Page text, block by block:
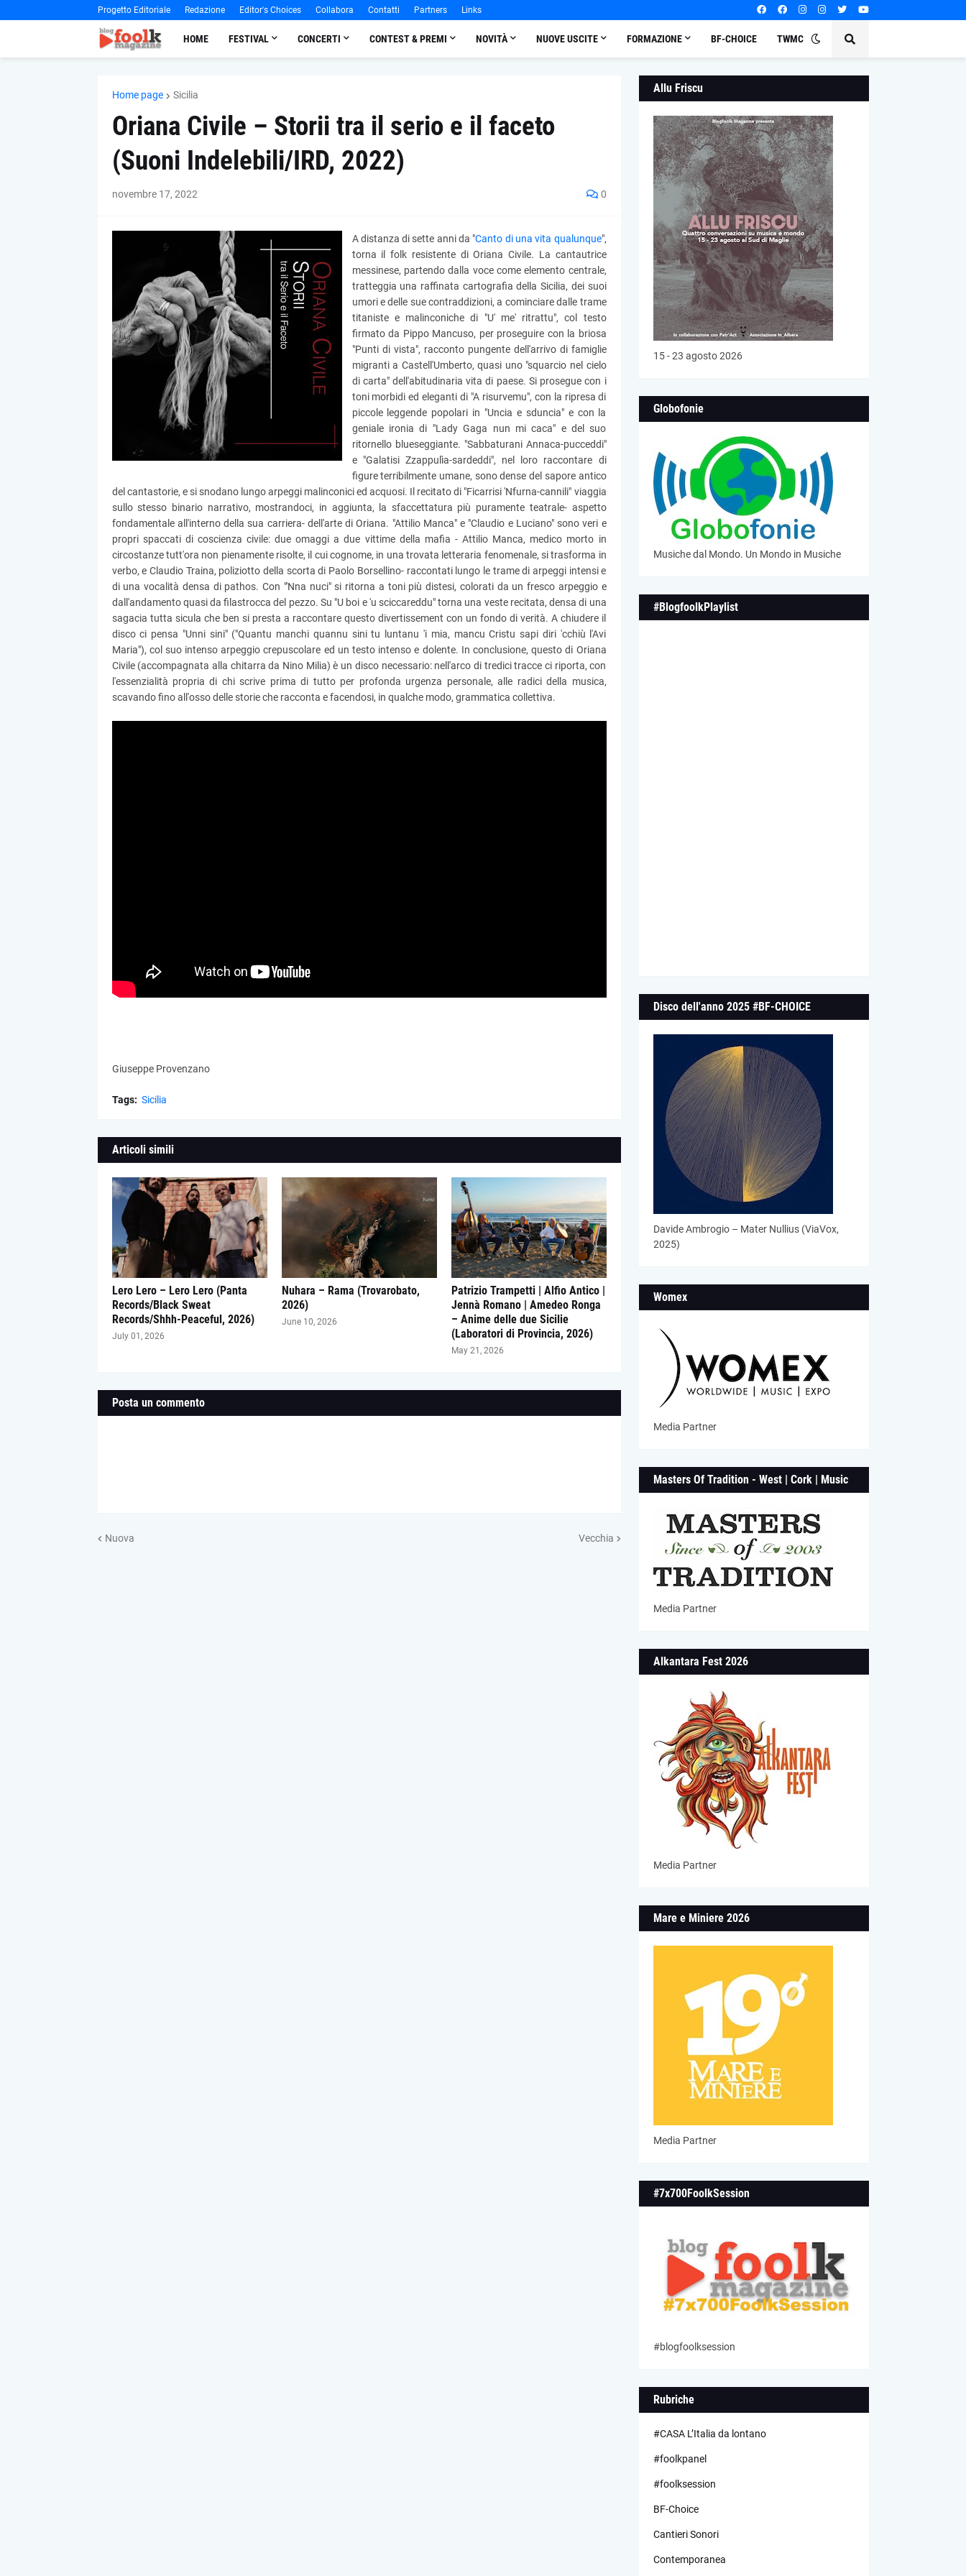
Progetto Editoriale Redazione Editor's Choices Collabora Contatti Partners Links
HOME FESTIVAL CONCERTI CONTEST & PREMI NOVITÀ NUOVE USCITE FORMAZIONE BF-CHOICE TWMC
Home page Sicilia
Oriana Civile – Storii tra il serio e il faceto
(Suoni Indelebili/IRD, 2022)
novembre 17, 2022 0
A distanza di sette anni da "Canto di una vita qualunque",
torna il folk resistente di Oriana Civile. La cantautrice
messinese, partendo dalla voce come elemento centrale,
tratteggia una raffinata cartografia della Sicilia, dei suoi
umori e delle sue contraddizioni, a cominciare dalle trame
titaniste e malinconiche di "U' me' ritrattu", col testo
firmato da Pippo Mancuso, per proseguire con la briosa
"Punti di vista", racconto pungente dell'arrivo di famiglie
migranti a Castell'Umberto, quasi uno "squarcio nel cielo
di carta" dell'abitudinaria vita di paese. Si prosegue con i
toni morbidi ed eleganti di "A risurvemu", con la ripresa di
piccole leggende popolari in "Uncia e sduncia" e con la
geniale ironia di "Lady Gaga nun mi caca" e del suo
ritornello blueseggiante. "Sabbaturani Annaca-pucceddi"
e "Galatisi Zzappulìa-sardeddi", nel loro raccontare di
figure terribilmente umane, sono dense del sapore antico
del cantastorie, e si snodano lungo arpeggi malinconici ed acquosi. Il recitato di "Ficarrisi 'Nfurna-cannili" viaggia
sullo stesso binario narrativo, mostrandoci, in aggiunta, la sfaccettatura più puramente teatrale- aspetto
fondamentale all'interno della sua carriera- dell'arte di Oriana. "Attilio Manca" e "Claudio e Luciano" sono veri e
propri spaccati di coscienza civile: due omaggi a due vittime della mafia - Attilio Manca, medico morto in
circostanze tutt'ora non pienamente risolte, il cui cognome, in una trovata letteraria fenomenale, si trasforma in
verbo, e Claudio Traina, poliziotto della scorta di Paolo Borsellino- raccontati lungo le trame di arpeggi intensi e
di una vocalità densa di pathos. Con "'Nna nuci" si ritorna a toni più distesi, colorati da un fresco arpeggio e
dall'andamento quasi da filastrocca del pezzo. Su "U boi e 'u sciccareddu" torna una veste recitata, densa di una
sagacia tutta sicula che ben si presta a raccontare questo divertissement con un fondo di verità. A chiudere il
disco ci pensa "Unni sini" ("Quantu manchi quannu sini tu luntanu 'i mia, mancu Cristu sapi diri 'cchiù l'Avi
Maria"), col suo intenso arpeggio crepuscolare ed un testo intenso e dolente. In conclusione, questo di Oriana
Civile (accompagnata alla chitarra da Nino Milia) è un disco necessario: nell'arco di tredici tracce ci riporta, con
l'essenzialità propria di chi scrive prima di tutto per profonda urgenza personale, alle radici della musica,
scavando fino all'osso delle storie che racconta e facendosi, in qualche modo, grammatica collettiva.
Giuseppe Provenzano
Tags: Sicilia
Articoli simili
Lero Lero – Lero Lero (Panta
Records/Black Sweat
Records/Shhh-Peaceful, 2026)
July 01, 2026
Nuhara – Rama (Trovarobato,
2026)
June 10, 2026
Patrizio Trampetti | Alfio Antico |
Jennà Romano | Amedeo Ronga
– Anime delle due Sicilie
(Laboratori di Provincia, 2026)
May 21, 2026
Posta un commento
Nuova Vecchia
Allu Friscu
15 - 23 agosto 2026
Globofonie
Musiche dal Mondo. Un Mondo in Musiche
#BlogfoolkPlaylist
Disco dell'anno 2025 #BF-CHOICE
Davide Ambrogio – Mater Nullius (ViaVox,
2025)
Womex
Media Partner
Masters Of Tradition - West | Cork | Music
Media Partner
Alkantara Fest 2026
Media Partner
Mare e Miniere 2026
Media Partner
#7x700FoolkSession
#blogfoolksession
Rubriche
#CASA L’Italia da lontano
#foolkpanel
#foolksession
BF-Choice
Cantieri Sonori
Contemporanea